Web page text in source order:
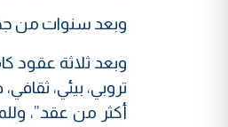
وبعد سنوات من
وبعد ثلاثة عقود
تروبي، بيئي،
أكثر من عقد”،